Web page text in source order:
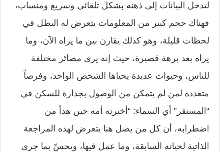
لتدخل البيانات إلى ذهنه بشكل تلقائي وسريع ومنساب،
فهناك حجم كبير من المعلومات يتعرض له البطل في
لحظات قليلة، وهو كذلك يقارن بين ما يراه الآن، وما
يراه بعد برهة قصيرة، حيث إنه يرى مصائر مختلفة
للناس، وحيوات عديدة يحياها الشخص الواحد، وفرصاً
متعددة لمن لم يتمكن من الوصول بجدارة للسكن في
“المستقر” أي السماء: “أخبرته أمه حين هدأ من
اضطرابه، أن كل من يصل هنا يتعرض لهذه المراجعة
الذاتية لحياته السابقة، وما عمل فيها، ويحسّ بما جرى